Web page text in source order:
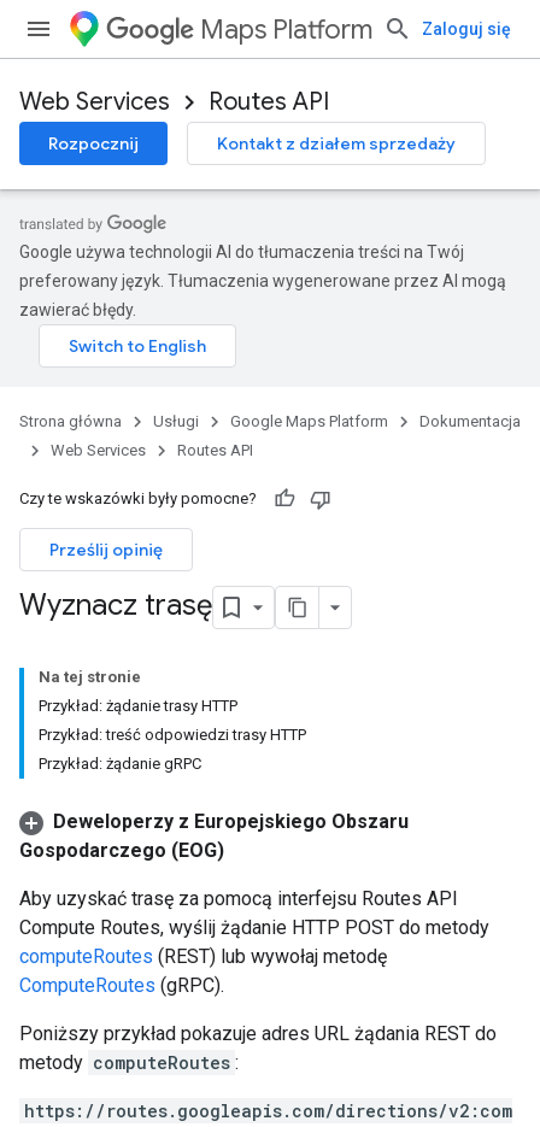
Maps Platform Zaloguj się
Web Services Routes API
Rozpocznij Kontakt z działem sprzedaży
Google używa technologii AI do tłumaczenia treści na Twój
preferowany język. Tłumaczenia wygenerowane przez AI mogą
zawierać błędy.
Strona główna Usługi Google Maps Platform
Dokumentacja
Web Services
Routes API
Czy te wskazówki były pomocne?
Prześlij opinię
Wyznacz trasę
Na tej stronie
Przykład: żądanie trasy HTTP
Przykład: treść odpowiedzi trasy HTTP
Przykład: żądanie gRPC
Deweloperzy z Europejskiego Obszaru
Gospodarczego (EOG)
Aby uzyskać trasę za pomocą interfejsu Routes API
Compute Routes, wyślij żądanie HTTP POST do metody
computeRoutes (REST) lub wywołaj metodę
ComputeRoutes (gRPC).
Poniższy przykład pokazuje adres URL żądania REST do
metody computeRoutes :
https://routes.googleapis.com/directions/v2:com